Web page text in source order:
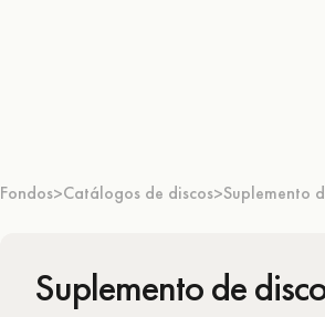
Fondos>Catálogos de discos>Suplemento
Suplemento de